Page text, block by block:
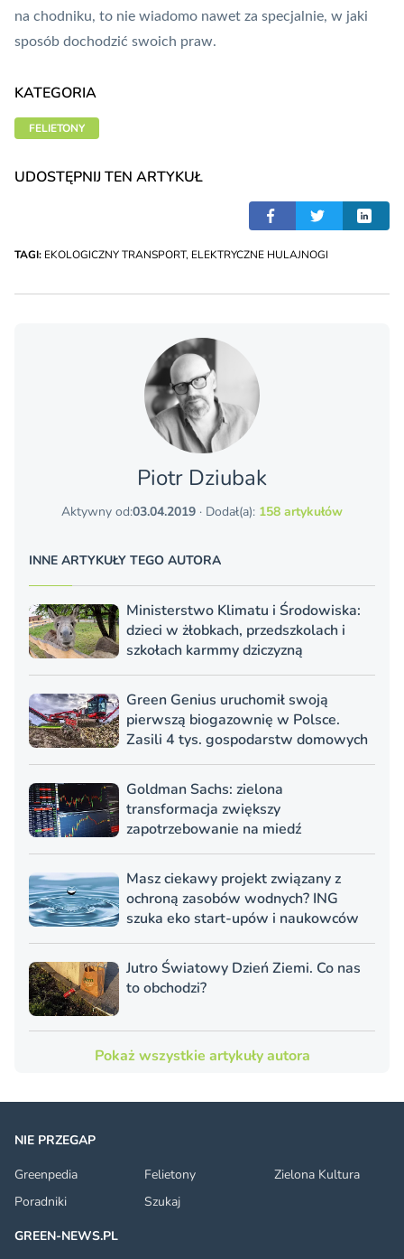
na chodniku, to nie wiadomo nawet za specjalnie, w jaki
sposób dochodzić swoich praw.
KATEGORIA
FELIETONY
UDOSTĘPNIJ TEN ARTYKUŁ
TAGI: EKOLOGICZNY TRANSPORT, ELEKTRYCZNE HULAJNOGI
Piotr Dziubak
Aktywny od:03.04.2019 · Dodał(a): 158 artykułów
INNE ARTYKUŁY TEGO AUTORA
Ministerstwo Klimatu i Środowiska:
dzieci w żłobkach, przedszkolach i
szkołach karmmy dziczyzną
Green Genius uruchomił swoją
pierwszą biogazownię w Polsce.
Zasili 4 tys. gospodarstw domowych
Goldman Sachs: zielona
transformacja zwiększy
zapotrzebowanie na miedź
Masz ciekawy projekt związany z
ochroną zasobów wodnych? ING
szuka eko start-upów i naukowców
Jutro Światowy Dzień Ziemi. Co nas
to obchodzi?
Pokaż wszystkie artykuły autora
NIE PRZEGAP
Greenpedia
Felietony
Zielona Kultura
Poradniki
Szukaj
GREEN-NEWS.PL